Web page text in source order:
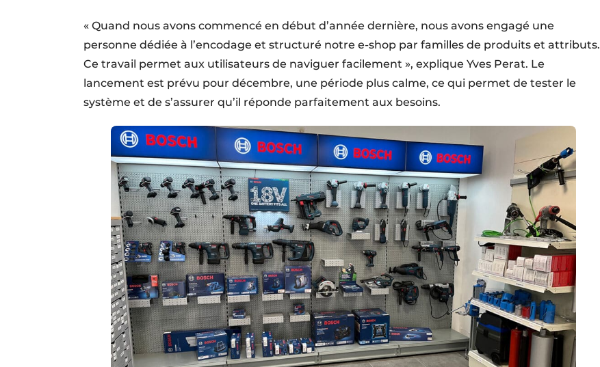
« Quand nous avons commencé en début d’année dernière, nous avons engagé une
personne dédiée à l’encodage et structuré notre e-shop par familles de produits et attributs.
Ce travail permet aux utilisateurs de naviguer facilement », explique Yves Perat. Le
lancement est prévu pour décembre, une période plus calme, ce qui permet de tester le
système et de s’assurer qu’il réponde parfaitement aux besoins.